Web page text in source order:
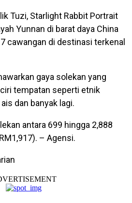
Tuzi, Starlight Rabbit Portrait
Yunnan di barat daya China
cawangan di destinasi terkenal
gaya solekan yang
tempatan seperti etnik
dan banyak lagi.
antara 699 hingga 2,888
– Agensi.